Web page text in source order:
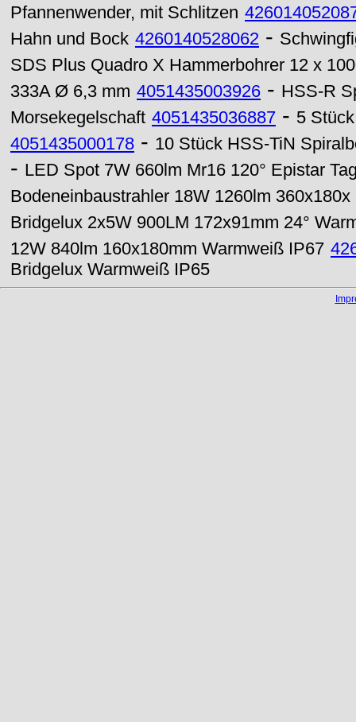
Pfannenwender, mit Schlitzen
Hahn und Bock 4260140528062 -
SDS Plus Quadro X Hammerbohrer 12 x
333A Ø 6,3 mm 4051435003926 - HSS-R
Morsekegelschaft 4051435036887 - 5
4051435000178 - 10 Stück HSS-TiN
- LED Spot 7W 660lm Mr16 120° Epistar
Bodeneinbaustrahler 18W 1260lm
Bridgelux 2x5W 900LM 172x91mm 24°
12W 840lm 160x180mm Warmweiß IP67
Bridgelux Warmweiß IP65